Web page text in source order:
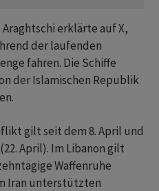
erklärte auf X,
der laufenden
fahren. Die Schiffe
der Islamischen Republik
gilt seit dem 8. April und
April). Im Libanon gilt
Waffenruhe
Iran unterstützten